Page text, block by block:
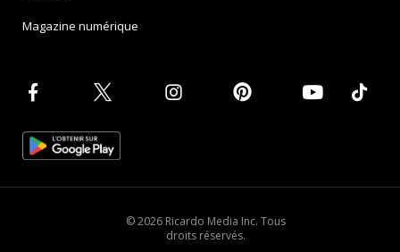
Magazine numérique
© 2026 Ricardo Media Inc. Tous
droits réservés.